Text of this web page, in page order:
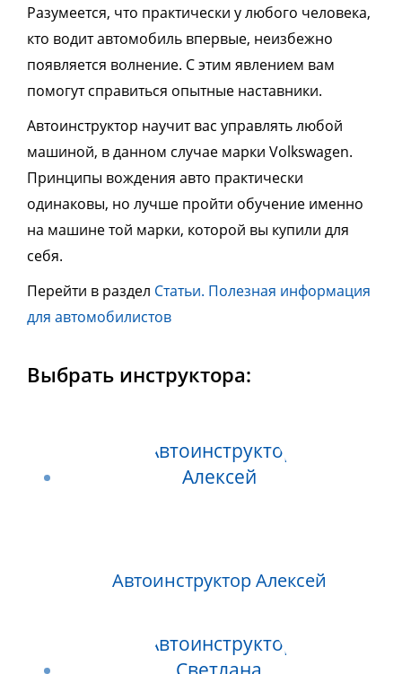
Разумеется, что практически у любого человека,
кто водит автомобиль впервые, неизбежно
появляется волнение. С этим явлением вам
помогут справиться опытные наставники.
Автоинструктор научит вас управлять любой
машиной, в данном случае марки Volkswagen.
Принципы вождения авто практически
одинаковы, но лучше пройти обучение именно
на машине той марки, которой вы купили для
себя.
Перейти в раздел Статьи. Полезная информация
для автомобилистов
Выбрать инструктора:
Автоинструктор Алексей